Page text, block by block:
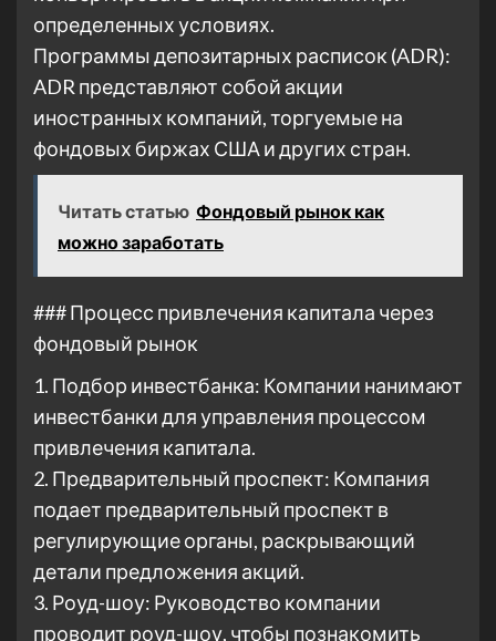
определенных условиях.
Программы депозитарных расписок (ADR):
ADR представляют собой акции
иностранных компаний, торгуемые на
фондовых биржах США и других стран.
Читать статью Фондовый рынок как
можно заработать
### Процесс привлечения капитала через
фондовый рынок
1. Подбор инвестбанка: Компании нанимают
инвестбанки для управления процессом
привлечения капитала.
2. Предварительный проспект: Компания
подает предварительный проспект в
регулирующие органы, раскрывающий
детали предложения акций.
3. Роуд-шоу: Руководство компании
проводит роуд-шоу, чтобы познакомить